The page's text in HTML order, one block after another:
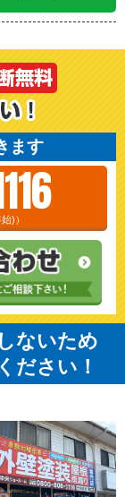
ます
)）
ないため
ださい！